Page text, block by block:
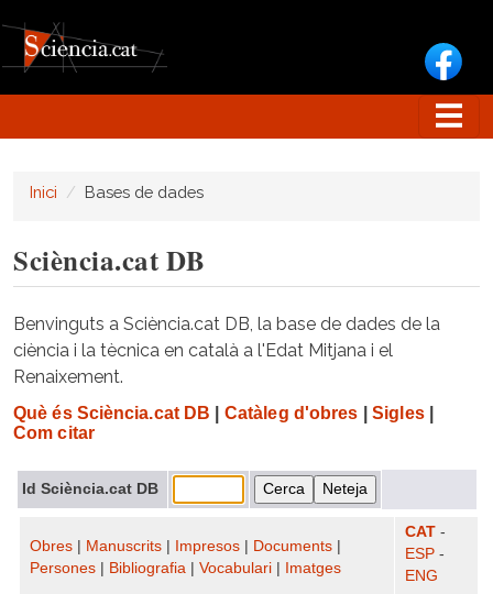
Inici Bases de dades
Sciència.cat DB
Benvinguts a Sciència.cat DB, la base de dades de la
ciència i la tècnica en català a l'Edat Mitjana i el
Renaixement.
Què és Sciència.cat DB Catàleg d'obres Sigles|
Com citar
Id Sciència.cat DB
Obres Manuscrits Impresos Documents
Persones
Bibliografia Vocabulari Imatges
CAT -
ESP -
ENG